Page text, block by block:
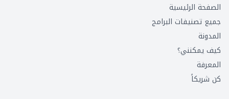
الصفحة الرئيسية
جميع تصنيفات البرامج
المدونة
كيف يمكنني؟
المعرفة
كن شريكاً